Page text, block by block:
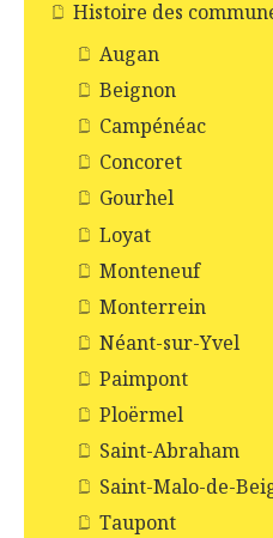
Histoire des
Augan
Beignon
Campénéac
Concoret
Gourhel
Loyat
Monteneuf
Monterrein
Néant-sur-Yvel
Paimpont
Ploërmel
Saint-Abraham
Saint-Malo-de-
Taupont